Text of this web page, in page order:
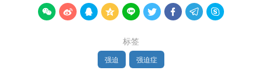
        
标签
强迫 强迫症